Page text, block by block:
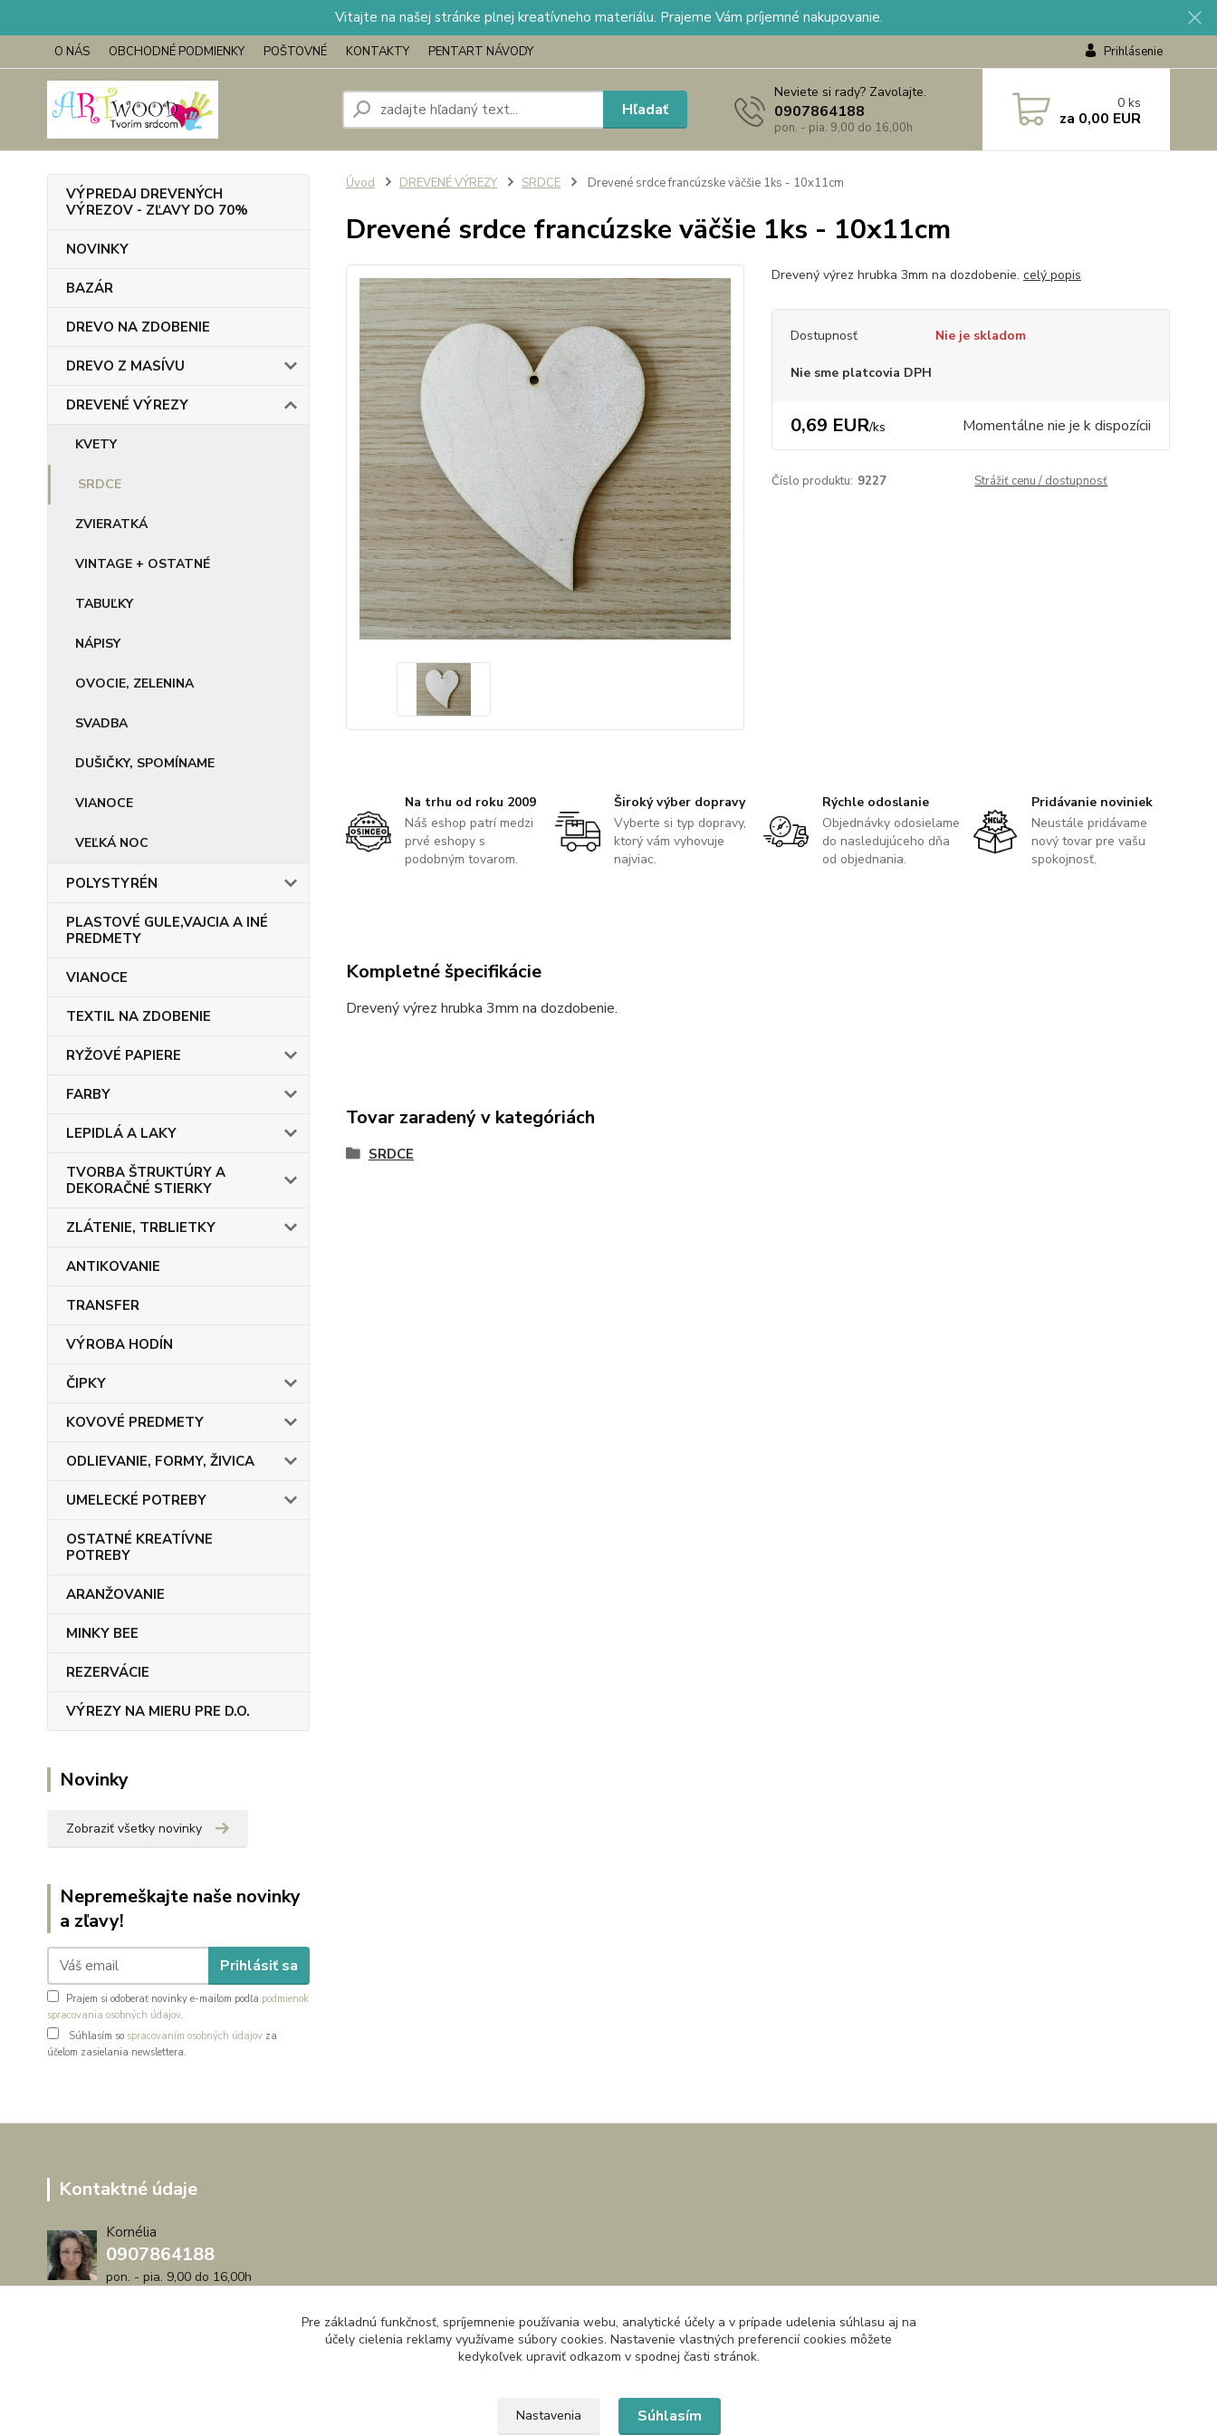
Vitajte na našej stránke plnej kreatívneho materiálu. Prajeme Vám príjemné nakupovanie.
O NÁS OBCHODNÉ PODMIENKY POŠTOVNÉ KONTAKTY PENTART NÁVODY Prihlásenie
Hľadať
Neviete si rady? Zavolajte.
0907864188
pon. - pia. 9,00 do 16,00h
0 ks
za 0,00 EUR
VÝPREDAJ DREVENÝCH
VÝREZOV - ZĽAVY DO 70%
NOVINKY
BAZÁR
DREVO NA ZDOBENIE
DREVO Z MASÍVU
DREVENÉ VÝREZY
KVETY
SRDCE
ZVIERATKÁ
VINTAGE + OSTATNÉ
TABUĽKY
NÁPISY
OVOCIE, ZELENINA
SVADBA
DUŠIČKY, SPOMÍNAME
VIANOCE
VEĽKÁ NOC
POLYSTYRÉN
PLASTOVÉ GULE,VAJCIA A INÉ
PREDMETY
VIANOCE
TEXTIL NA ZDOBENIE
RYŽOVÉ PAPIERE
FARBY
LEPIDLÁ A LAKY
TVORBA ŠTRUKTÚRY A
DEKORAČNÉ STIERKY
ZLÁTENIE, TRBLIETKY
ANTIKOVANIE
TRANSFER
VÝROBA HODÍN
ČIPKY
KOVOVÉ PREDMETY
ODLIEVANIE, FORMY, ŽIVICA
UMELECKÉ POTREBY
OSTATNÉ KREATÍVNE
POTREBY
ARANŽOVANIE
MINKY BEE
REZERVÁCIE
VÝREZY NA MIERU PRE D.O.
Novinky
Zobraziť všetky novinky
Nepremeškajte naše novinky
a zľavy!
Prihlásiť sa
Prajem si odoberať novinky e-mailom podľa podmienok
spracovania osobných údajov.
Súhlasím so spracovaním osobných údajov za
účelom zasielania newslettera.
Úvod DREVENÉ VÝREZY SRDCE Drevené srdce francúzske väčšie 1ks - 10x11cm
Drevené srdce francúzske väčšie 1ks - 10x11cm
Drevený výrez hrubka 3mm na dozdobenie. celý popis
Dostupnosť Nie je skladom
Nie sme platcovia DPH
0,69 EUR/ks Momentálne nie je k dispozícii
Číslo produktu: 9227 Strážiť cenu / dostupnosť
Na trhu od roku 2009
Náš eshop patrí medzi
prvé eshopy s
podobným tovarom.
Široký výber dopravy
Vyberte si typ dopravy,
ktorý vám vyhovuje
najviac.
Rýchle odoslanie
Objednávky odosielame
do nasledujúceho dňa
od objednania.
Pridávanie noviniek
Neustále pridávame
nový tovar pre vašu
spokojnosť.
Kompletné špecifikácie
Drevený výrez hrubka 3mm na dozdobenie.
Tovar zaradený v kategóriách
SRDCE
Kontaktné údaje
Kornélia
0907864188
pon. - pia. 9,00 do 16,00h
Pre základnú funkčnosť, spríjemnenie používania webu, analytické účely a v prípade udelenia súhlasu aj na
účely cielenia reklamy využívame súbory cookies. Nastavenie vlastných preferencií cookies môžete
kedykoľvek upraviť odkazom v spodnej časti stránok.
Nastavenia Súhlasím